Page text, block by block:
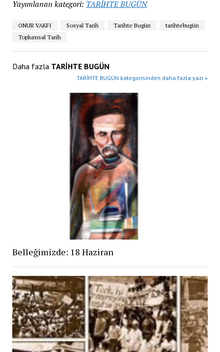
Yayımlanan kategori: TARİHTE BUGÜN
ONUR VAKFI Sosyal Tarih Tarihte Bugün
tarihtebugün
Toplumsal Tarih
Daha fazla TARİHTE BUGÜN
TARİHTE BUGÜN kategorisinden daha fazla yazı »
Belleğimizde: 18 Haziran